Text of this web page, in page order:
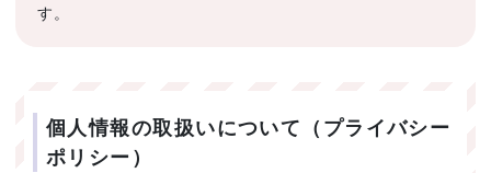
す。
個人情報の取扱いについて（プライバシー
ポリシー）